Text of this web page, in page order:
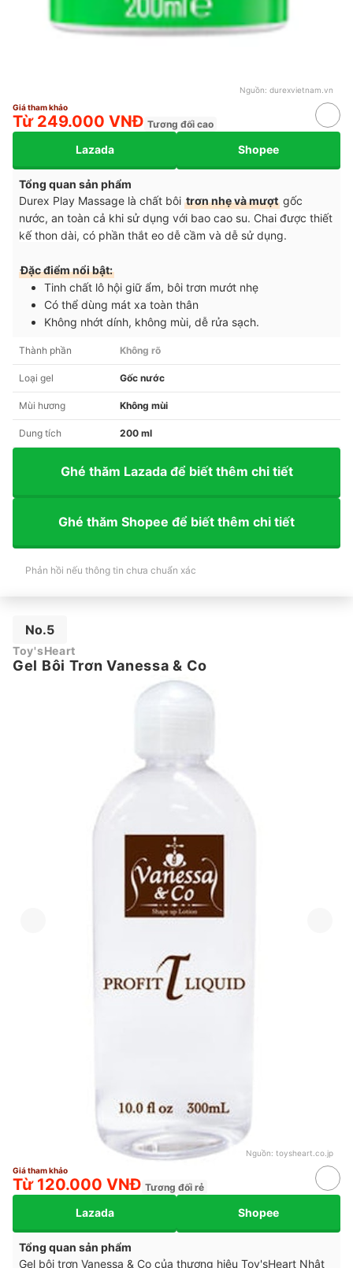
Nguồn: durexvietnam.vn
Giá tham khảo
Từ 249.000 VNĐ Tương đối cao
Lazada Shopee
Tổng quan sản phẩm
Durex Play Massage là chất bôi trơn nhẹ và mượt gốc
nước, an toàn cả khi sử dụng với bao cao su. Chai được thiết
kế thon dài, có phần thắt eo dễ cầm và dễ sử dụng.
Đặc điểm nổi bật:
Tinh chất lô hội giữ ẩm, bôi trơn mướt nhẹ
Có thể dùng mát xa toàn thân
Không nhớt dính, không mùi, dễ rửa sạch.
Thành phần Không rõ
Loại gel Gốc nước
Mùi hương Không mùi
Dung tích 200 ml
Ghé thăm Lazada để biết thêm chi tiết
Ghé thăm Shopee để biết thêm chi tiết
Phản hồi nếu thông tin chưa chuẩn xác
No.5
Toy'sHeart
Gel Bôi Trơn Vanessa & Co
Nguồn: toysheart.co.jp
Giá tham khảo
Từ 120.000 VNĐ Tương đối rẻ
Lazada Shopee
Tổng quan sản phẩm
Gel bôi trơn Vanessa & Co của thương hiệu Toy'sHeart Nhật